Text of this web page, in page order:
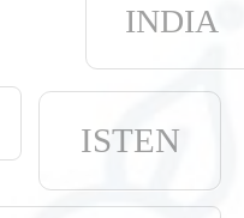
INDIA
ISTEN